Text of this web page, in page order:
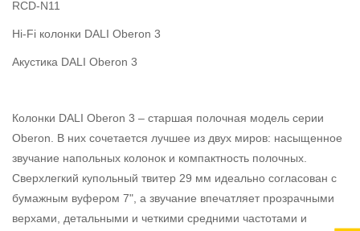
RCD-N11
Hi-Fi колонки DALI Oberon 3
Акустика DALI Oberon 3
Колонки DALI Oberon 3 – старшая полочная модель серии
Oberon. В них сочетается лучшее из двух миров: насыщенное
звучание напольных колонок и компактность полочных.
Сверхлегкий купольный твитер 29 мм идеально согласован с
бумажным вуфером 7", а звучание впечатляет прозрачными
верхами, детальными и четкими средними частотами и